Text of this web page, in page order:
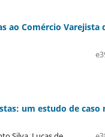
ao Comércio Varejista
um estudo de caso